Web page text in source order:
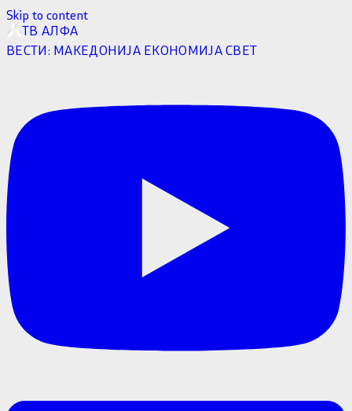
Skip to content
ТВ АЛФА
ВЕСТИ: МАКЕДОНИЈА ЕКОНОМИЈАСВЕТ